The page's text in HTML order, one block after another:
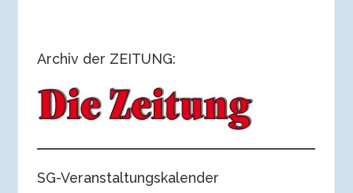
Archiv der ZEITUNG:
SG-Veranstaltungskalender